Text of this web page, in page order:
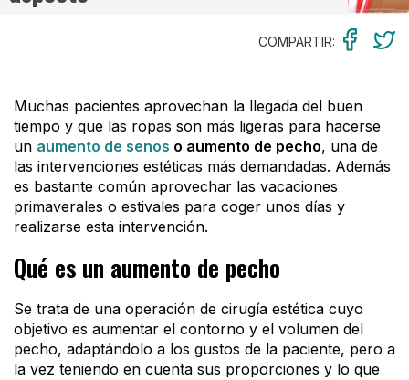
COMPARTIR:
Muchas pacientes aprovechan la llegada del buen
tiempo y que las ropas son más ligeras para hacerse
un aumento de senos o aumento de pecho, una de
las intervenciones estéticas más demandadas. Además
es bastante común aprovechar las vacaciones
primaverales o estivales para coger unos días y
realizarse esta intervención.
Qué es un aumento de pecho
Se trata de una operación de cirugía estética cuyo
objetivo es aumentar el contorno y el volumen del
pecho, adaptándolo a los gustos de la paciente, pero a
la vez teniendo en cuenta sus proporciones y lo que